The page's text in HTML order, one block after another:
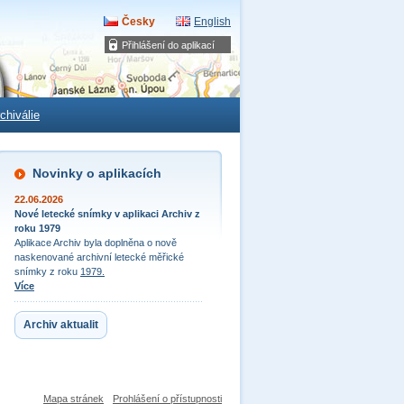
Přihlášení do aplikací
Česky English
Novinky o aplikacích
22.06.2026
Nové letecké snímky v aplikaci Archiv z
roku 1979
Aplikace Archiv byla doplněna o nově
naskenované archivní letecké měřické
snímky z roku 1979.
Více
Archiv aktualit
Mapa stránek Prohlášení o přístupnosti